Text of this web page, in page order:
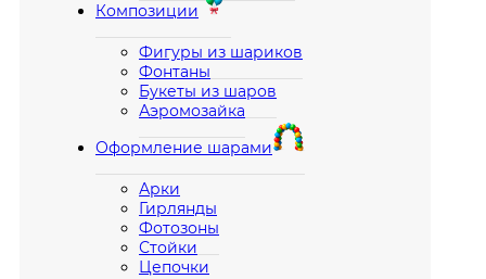
Композиции
Фигуры из шариков
Фонтаны
Букеты из шаров
Аэромозайка
Оформление шарами
Арки
Гирлянды
Фотозоны
Стойки
Цепочки